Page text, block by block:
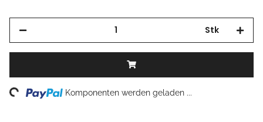
Stk
Loading... Komponenten werden geladen ...